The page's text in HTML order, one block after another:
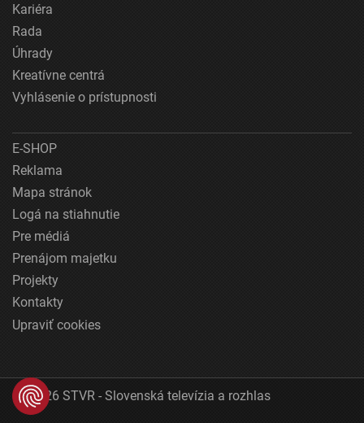
Kariéra
Rada
Úhrady
Kreatívne centrá
Vyhlásenie o prístupnosti
E-SHOP
Reklama
Mapa stránok
Logá na stiahnutie
Pre médiá
Prenájom majetku
Projekty
Kontakty
Upraviť cookies
© 2026 STVR - Slovenská televízia a rozhlas